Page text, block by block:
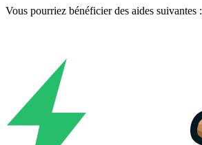
Vous pourriez bénéficier des aides suivantes :